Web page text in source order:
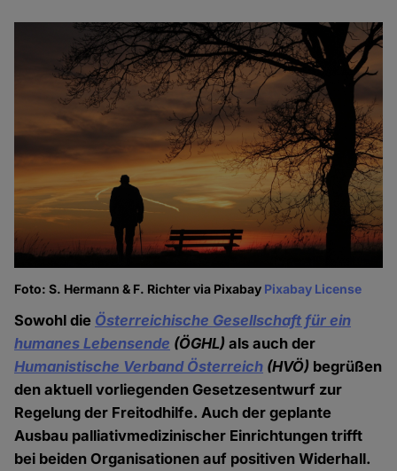
Foto: S. Hermann & F. Richter via Pixabay Pixabay License
Sowohl die Österreichische Gesellschaft für ein
humanes Lebensende (ÖGHL) als auch der
Humanistische Verband Österreich (HVÖ) begrüßen
den aktuell vorliegenden Gesetzesentwurf zur
Regelung der Freitodhilfe. Auch der geplante
Ausbau palliativmedizinischer Einrichtungen trifft
bei beiden Organisationen auf positiven Widerhall.